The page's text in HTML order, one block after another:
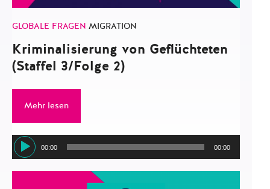
GLOBALE FRAGEN MIGRATION
Kriminalisierung von Geflüchteten
(Staffel 3/Folge 2)
Mehr lesen
Audio-
Player
00:00 00:00